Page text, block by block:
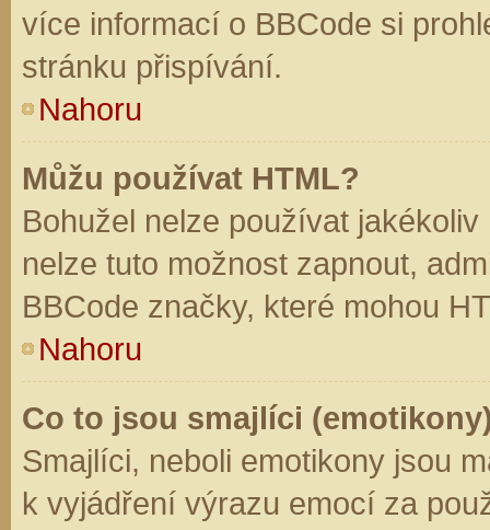
více informací o BBCode si
stránku přispívání.
Nahoru
Můžu používat HTML?
Bohužel nelze používat
nelze tuto možnost zapnout,
BBCode značky, které mohou
Nahoru
Co to jsou smajlíci
Smajlíci, neboli emotikony jsou
k vyjádření výrazu emocí za